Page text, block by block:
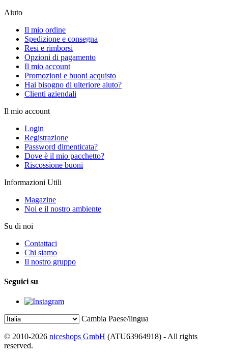
Aiuto
Il mio ordine
Spedizione e consegna
Resi e rimborsi
Opzioni di pagamento
Il mio account
Promozioni e buoni acquisto
Hai bisogno di ulteriore aiuto?
Clienti aziendali
Il mio account
Login
Registrazione
Password dimenticata?
Dove è il mio pacchetto?
Riscossione buoni
Informazioni Utili
Magazine
Noi e il nostro ambiente
Su di noi
Contattaci
Chi siamo
Il nostro gruppo
Seguici su
Cambia Paese/lingua
© 2010-2026 niceshops GmbH (ATU63964918) - All rights
reserved.